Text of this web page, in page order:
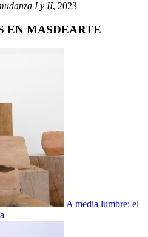
I y II, 2023
EN MASDEARTE
A media lumbre: el